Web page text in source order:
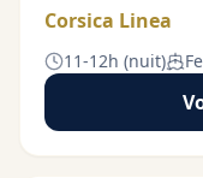
Corsica Linea
11-12h (nuit)